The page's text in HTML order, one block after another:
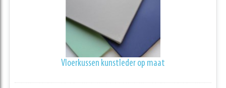
Vloerkussen kunstleder op maat